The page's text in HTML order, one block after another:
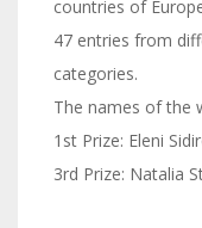
countries of
47 entries from
categories.
The names of the
1st Prize: Eleni
3rd Prize: Natalia